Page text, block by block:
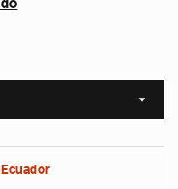
Sort